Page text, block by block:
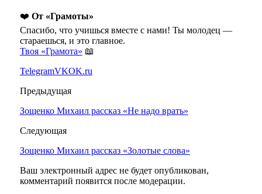
❤️ От «Грамоты»
Спасибо, что учишься вместе с нами! Ты молодец —
стараешься, и это главное.
Твоя «Грамота» 📖
TelegramVKOK.ru
Предыдущая
Зощенко Михаил рассказ «Не надо врать»
Следующая
Зощенко Михаил рассказ «Золотые слова»
Ваш электронный адрес не будет опубликован,
комментарий появится после модерации.